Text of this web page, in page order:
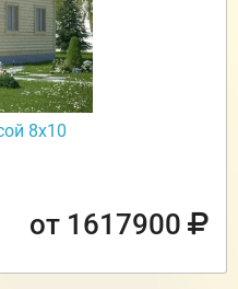
8х10
от 1617900